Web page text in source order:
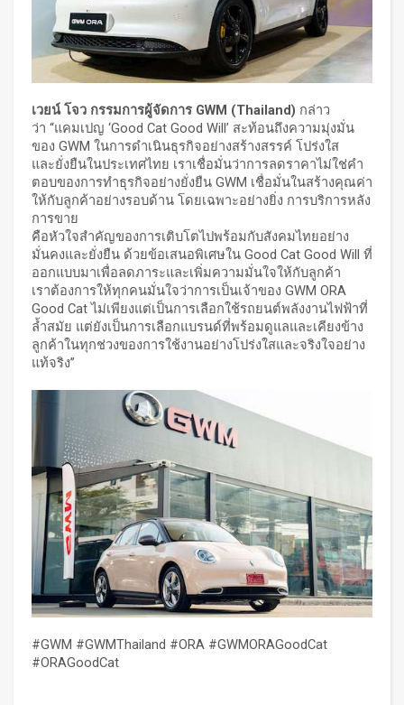
เวยน์ โจว กรรมการผู้จัดการ GWM (Thailand) กล่าว
ว่า “แคมเปญ ‘Good Cat Good Will’ สะท้อนถึงความมุ่งมั่น
ของ GWM ในการดำเนินธุรกิจอย่างสร้างสรรค์ โปร่งใส
และยั่งยืนในประเทศไทย เราเชื่อมั่นว่าการลดราคาไม่ใช่คำ
ตอบของการทำธุรกิจอย่างยั่งยืน GWM เชื่อมั่นในสร้างคุณค่า
ให้กับลูกค้าอย่างรอบด้าน โดยเฉพาะอย่างยิ่ง การบริการหลัง
การขาย
คือหัวใจสำคัญของการเติบโตไปพร้อมกับสังคมไทยอย่าง
มั่นคงและยั่งยืน ด้วยข้อเสนอพิเศษใน Good Cat Good Will ที่
ออกแบบมาเพื่อลดภาระและเพิ่มความมั่นใจให้กับลูกค้า
เราต้องการให้ทุกคนมั่นใจว่าการเป็นเจ้าของ GWM ORA
Good Cat ไม่เพียงแต่เป็นการเลือกใช้รถยนต์พลังงานไฟฟ้าที่
ล้ำสมัย แต่ยังเป็นการเลือกแบรนด์ที่พร้อมดูแลและเคียงข้าง
ลูกค้าในทุกช่วงของการใช้งานอย่างโปร่งใสและจริงใจอย่าง
แท้จริง”
#GWM #GWMThailand #ORA #GWMORAGoodCat
#ORAGoodCat